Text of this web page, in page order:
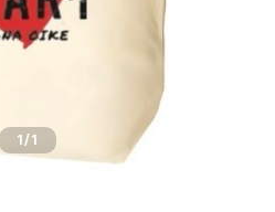
1/1